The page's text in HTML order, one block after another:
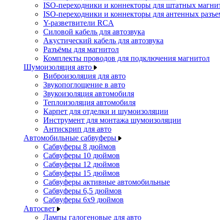
ISO-переходники и коннекторы для штатных
ISO-переходники и коннекторы для антенных
Y-разветвители RCA
Силовой кабель для автозвука
Акустический кабель для автозвука
Разъёмы для магнитол
Комплекты проводов для подключения магнитол
Шумоизоляция авто
Виброизоляция для авто
Звукопоглощение в авто
Звукоизоляция автомобиля
Теплоизоляция автомобиля
Карпет для отделки и шумоизоляции
Инструмент для монтажа шумоизоляции
Антискрип для авто
Автомобильные сабвуферы
Сабвуферы 8 дюймов
Сабвуферы 10 дюймов
Сабвуферы 12 дюймов
Сабвуферы 15 дюймов
Сабвуферы активные автомобильные
Сабвуферы 6,5 дюймов
Сабвуферы 6x9 дюймов
Автосвет
Лампы галогеновые для авто